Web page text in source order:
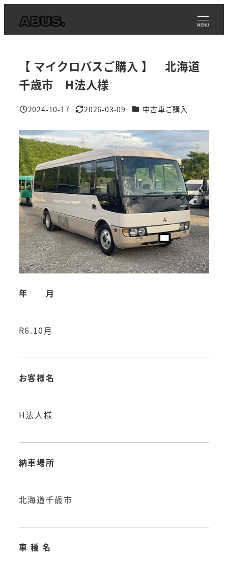
MENU
【 マイクロバスご購入 】 北海道
千歳市 H法人様
投稿日
2024-10-17
更新日
2026-03-09 事例カテゴリ
中古車ご購入
年 月
R6.10月
お客様名
H法人様
納車場所
北海道千歳市
車 種 名